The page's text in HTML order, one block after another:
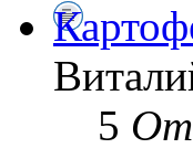
5